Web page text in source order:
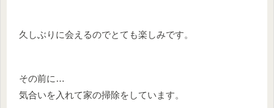
久しぶりに会えるのでとても楽しみです。
その前に…
気合いを入れて家の掃除をしています。